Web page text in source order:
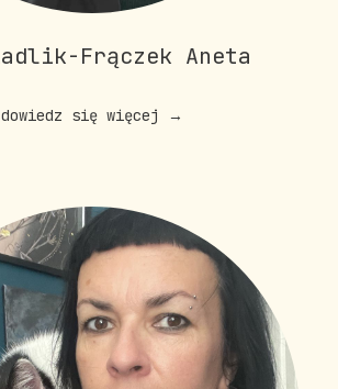
Frączek Aneta
dowiedz się więcej